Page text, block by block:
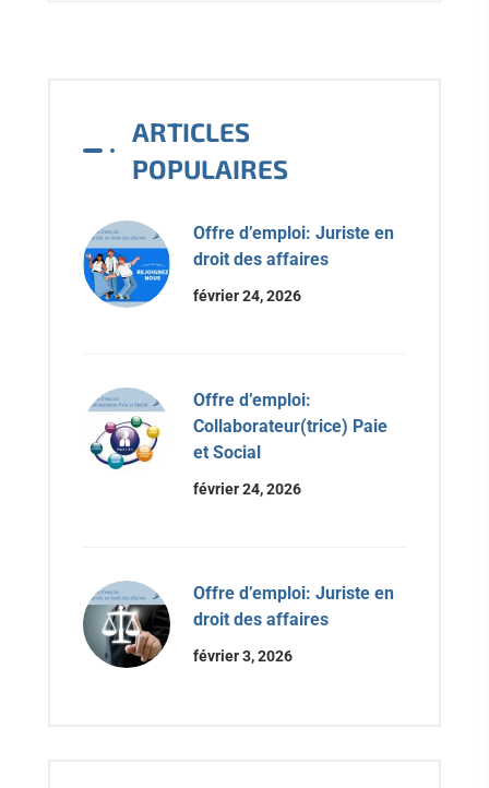
ARTICLES
POPULAIRES
Offre d’emploi: Juriste en
droit des affaires
février 24, 2026
Offre d’emploi:
Collaborateur(trice) Paie
et Social
février 24, 2026
Offre d’emploi: Juriste en
droit des affaires
février 3, 2026